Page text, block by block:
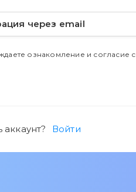
через email
ознакомление и согласие с
аккаунт? Войти